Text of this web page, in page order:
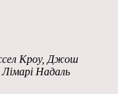
Кроу, Джош
Надаль